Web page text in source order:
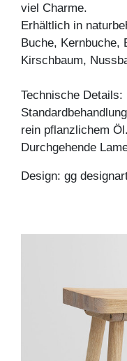
viel Charme.
Erhältlich in
Buche, Kernbuche,
Kirschbaum,
Technische Details:
rein pflanzlichem Öl.
Durchgehende
Design: gg